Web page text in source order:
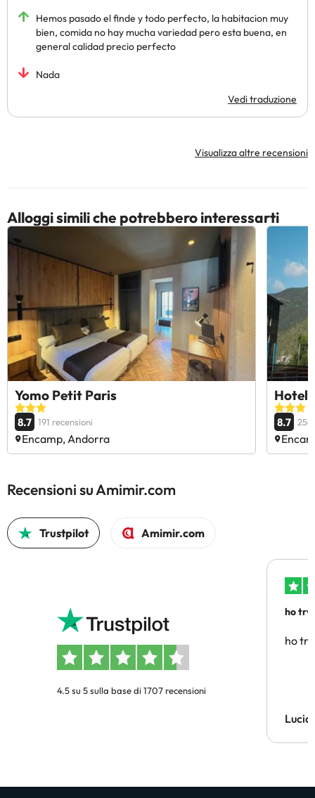
Hemos pasado el finde y todo perfecto, la habitacion muy
bien, comida no hay mucha variedad pero esta buena, en
general calidad precio perfecto
Nada
Vedi traduzione
Visualizza altre recensioni
Alloggi simili che potrebbero interessarti
Yomo Petit Paris
8.7 191 recensioni
Encamp, Andorra
Hotel
8.7 256
Recensioni su Amimir.com
Trustpilot Amimir.com
4.5 su 5 sulla base di 1707 recensioni
ho
ho
Lucia